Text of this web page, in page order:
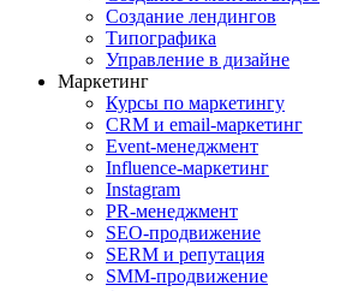
Создание лендингов
Типографика
Управление в дизайне
Маркетинг
Курсы по маркетингу
CRM и email-маркетинг
Event-менеджмент
Influence-маркетинг
Instagram
PR-менеджмент
SEO-продвижение
SERM и репутация
SMM-продвижение